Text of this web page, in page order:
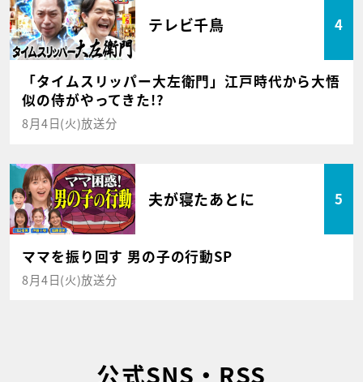
テレビ千鳥 4
「タイムスリッパー大左衛門」江戸時代から大悟
似の侍がやってきた!?
8月4日(火)放送分
夫が寝たあとに 5
ママを振り回す 男の子の行動SP
8月4日(火)放送分
公式SNS・RSS